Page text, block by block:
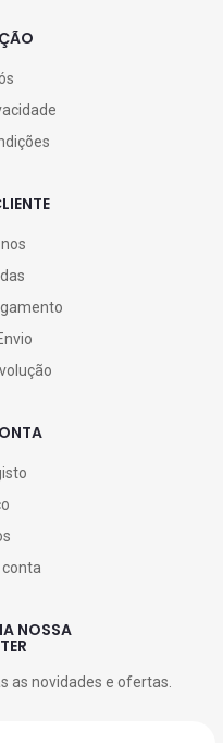
NOSSA
as novidades e ofertas.